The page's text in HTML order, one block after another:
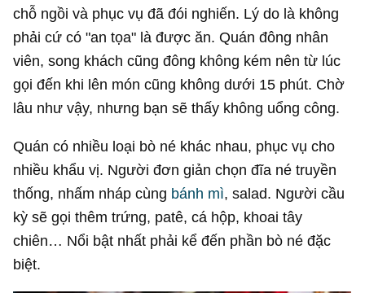
chỗ ngồi và phục vụ đã đói nghiến. Lý do là không
phải cứ có "an tọa" là được ăn. Quán đông nhân
viên, song khách cũng đông không kém nên từ lúc
gọi đến khi lên món cũng không dưới 15 phút. Chờ
lâu như vậy, nhưng bạn sẽ thấy không uổng công.
Quán có nhiều loại bò né khác nhau, phục vụ cho
nhiều khẩu vị. Người đơn giản chọn đĩa né truyền
thống, nhấm nháp cùng bánh mì, salad. Người cầu
kỳ sẽ gọi thêm trứng, patê, cá hộp, khoai tây
chiên… Nổi bật nhất phải kể đến phần bò né đặc
biệt.